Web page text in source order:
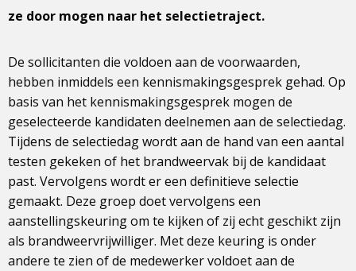
ze door mogen naar het selectietraject.
De sollicitanten die voldoen aan de voorwaarden,
hebben inmiddels een kennismakingsgesprek gehad. Op
basis van het kennismakingsgesprek mogen de
geselecteerde kandidaten deelnemen aan de selectiedag.
Tijdens de selectiedag wordt aan de hand van een aantal
testen gekeken of het brandweervak bij de kandidaat
past. Vervolgens wordt er een definitieve selectie
gemaakt. Deze groep doet vervolgens een
aanstellingskeuring om te kijken of zij echt geschikt zijn
als brandweervrijwilliger. Met deze keuring is onder
andere te zien of de medewerker voldoet aan de